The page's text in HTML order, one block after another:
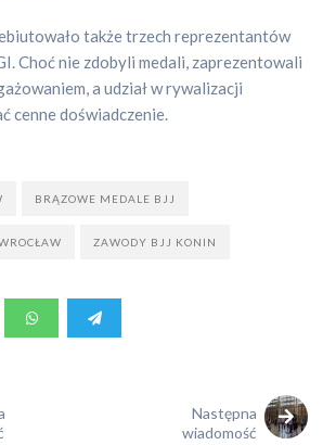
także trzech reprezentantów
Choć nie zdobyli medali, zaprezentowali
a udział w rywalizacji
cenne doświadczenie.
BRĄZOWE MEDALE BJJ
ZAWODY BJJ KONIN
Następna
wiadomość